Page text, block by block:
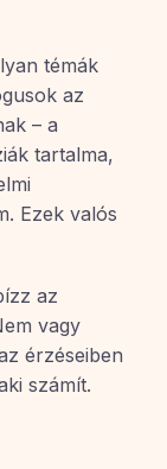
témák
az
– a
tartalma,
Ezek valós
az
vagy
érzéseiben
számít.